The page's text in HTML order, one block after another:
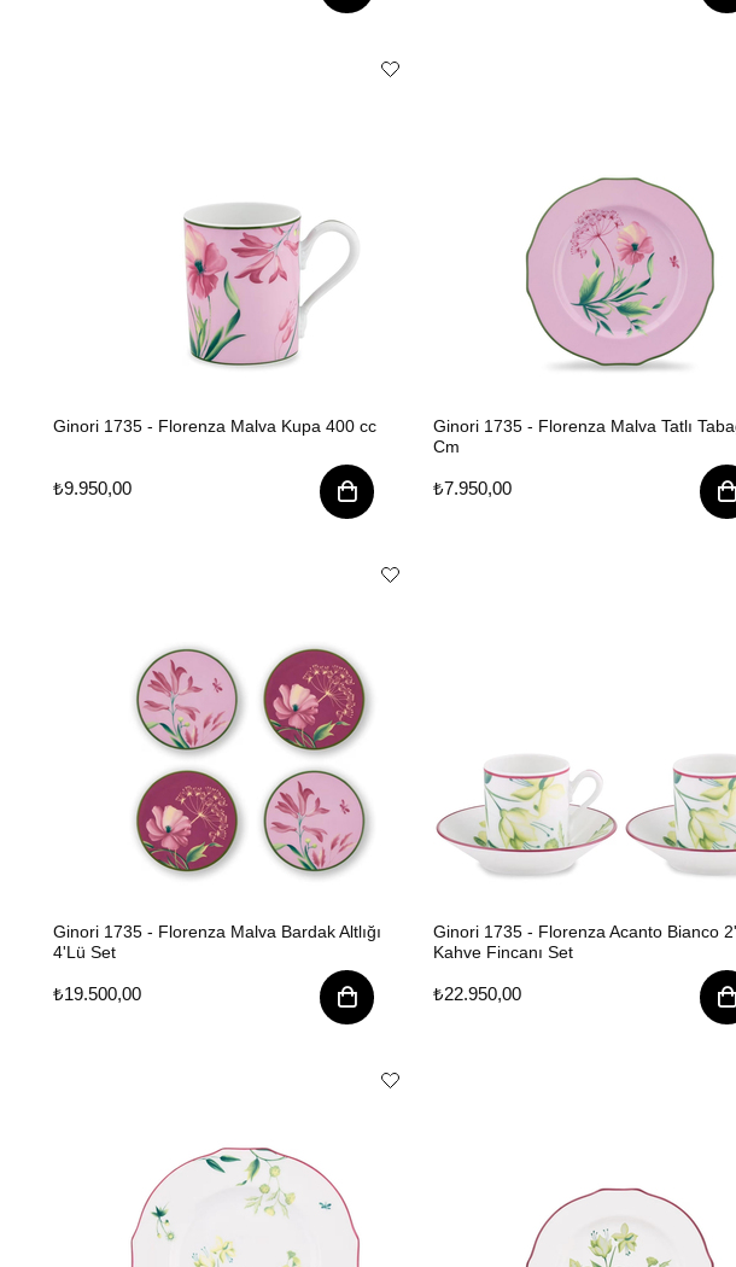
Ginori 1735 - Florenza Malva Kupa 400 cc
₺9.950,00
Ginori 1735 - Florenza Malva Tatlı
Cm
₺7.950,00
Ginori 1735 - Florenza Malva Bardak Altlığı
4'Lü Set
₺19.500,00
Ginori 1735 - Florenza Acanto Bianco
Kahve Fincanı Set
₺22.950,00